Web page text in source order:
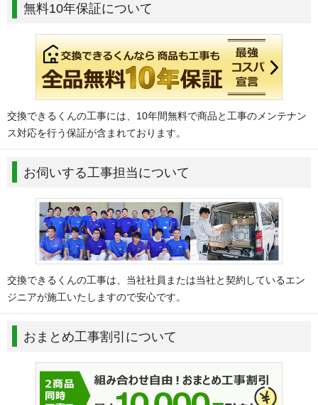
無料10年保証について
交換できるくんの工事には、10年間無料で商品と工事のメンテナン
ス対応を行う保証が含まれております。
お伺いする工事担当について
交換できるくんの工事は、当社社員または当社と契約しているエン
ジニアが施工いたしますので安心です。
おまとめ工事割引について